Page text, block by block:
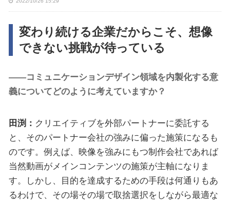
変わり続ける企業だからこそ、想像
できない挑戦が待っている
――コミュニケーションデザイン領域を内製化する意
義についてどのように考えていますか？
田渕： クリエイティブを外部パートナーに委託する
と、そのパートナー会社の強みに偏った施策になるも
のです。例えば、映像を強みにもつ制作会社であれば
当然動画がメインコンテンツの施策が主軸になりま
す。しかし、目的を達成するための手段は何通りもあ
るわけで、その場その場で取捨選択をしながら最適な